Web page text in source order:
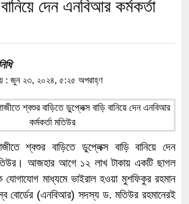
দেন এনবিআর কর্মকর্তা
: জুন ২৩, ২০২৪, ৫:২৫ অপরাহ্ণ
শ্বশুর বাড়িতে ডুপ্লেক্স বাড়ি বানিয়ে দেন
আজহার আগে ১২ লাখ টাকায় একটি ছাগল
যোগাযোগ মাধ্যমে ভাইরাল হওয়া মুশফিকুর রহমান
বোর্ডের (এনবিআর) সদস্য ড. মতিউর রহমানেরই